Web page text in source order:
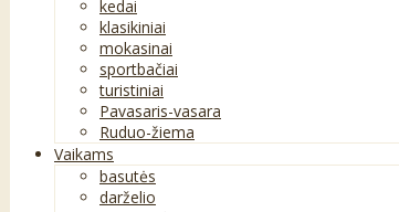
kedai
klasikiniai
mokasinai
sportbačiai
turistiniai
Pavasaris-vasara
Ruduo-žiema
Vaikams
basutės
darželio